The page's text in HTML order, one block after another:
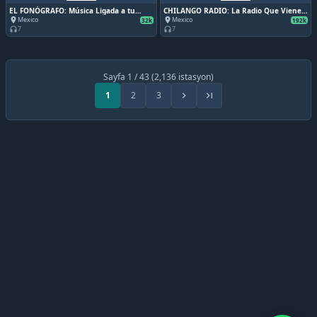
EL FONÓGRAFO: Música Ligada a tu
Recuerdo
place Mexico 32k
headphones7
CHILANGO RADIO: La Radio Que Viene,
Viene
place Mexico 192k
headphones7
Sayfa 1 / 43 (2,136 istasyon)
1
2 3 chevron_right last_page